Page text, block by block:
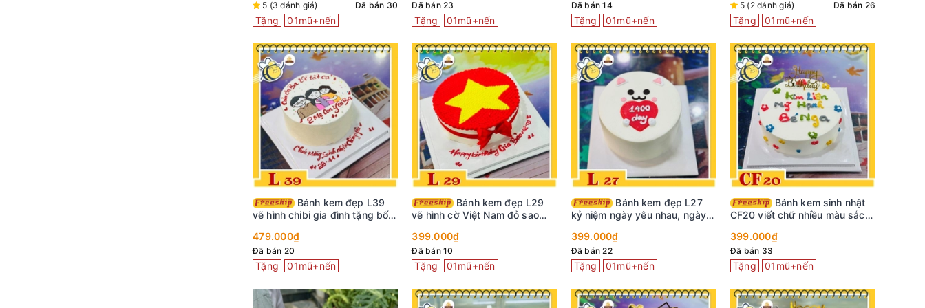
5 (3 đánh giá) Đã bán 30
Tặng 01mũ+nến
Đã bán 23
Tặng 01mũ+nến
Đã bán 14
Tặng 01mũ+nến
5 (2 đánh giá) Đã bán 26
Tặng 01mũ+nến
Bánh kem đẹp L39
vẽ hình chibi gia đình tặng bố
479.000₫
Đã bán 20
Tặng 01mũ+nến
vẽ hình cờ Việt Nam đỏ sao
399.000₫
Đã bán 10
Tặng 01mũ+nến
kỷ niệm ngày yêu nhau, ngày
399.000₫
Đã bán 22
Tặng 01mũ+nến
Bánh kem sinh nhật
CF20 viết chữ nhiều màu sắc
399.000₫
Đã bán 33
Tặng 01mũ+nến